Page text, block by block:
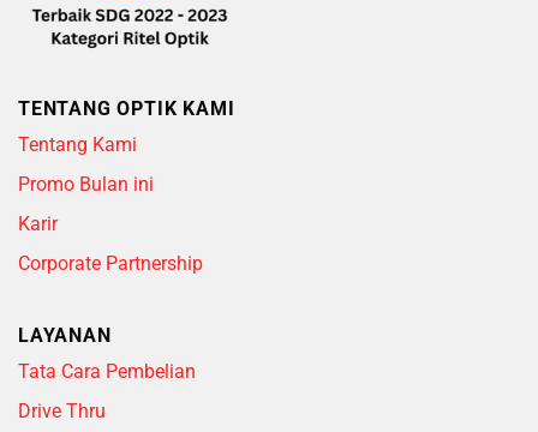
TENTANG OPTIK KAMI
Tentang Kami
Promo Bulan ini
Karir
Corporate Partnership
LAYANAN
Tata Cara Pembelian
Drive Thru